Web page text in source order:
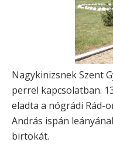
Nagykinizsnek Szent
perrel kapcsolatban.
eladta a nógrádi Rád-
András ispán
birtokát.